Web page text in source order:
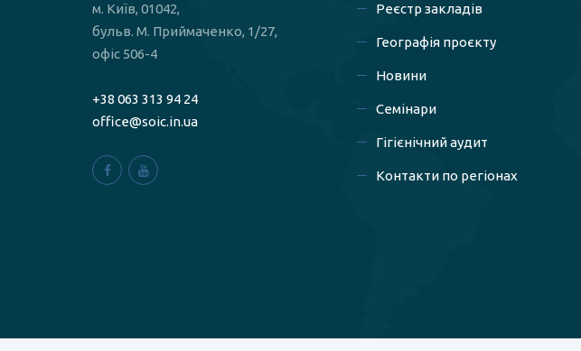
м. Київ, 01042,
бульв. М. Приймаченко, 1/27,
офіс 506-4
+38 063 313 94 24
office@soic.in.ua
Реєстр закладів
Географія проєкту
Новини
Семінари
Гігієнічний аудит
Контакти по регіонах